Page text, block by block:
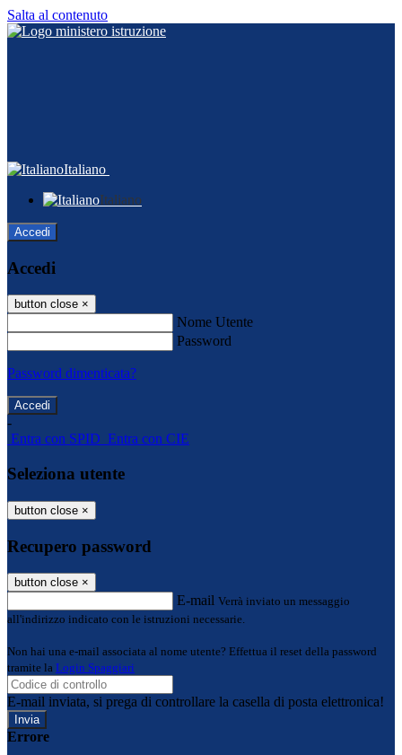
Salta al contenuto
Italiano
Italiano
Accedi
Accedi
button close ×
Nome Utente
Password
Password dimenticata?
-
Entra con SPID Entra con CIE
Seleziona utente
button close ×
Recupero password
button close ×
E-mail Verrà inviato un messaggio
all'indirizzo indicato con le istruzioni necessarie.
Non hai una e-mail associata al nome utente? Effettua il reset della password
tramite la Login Spaggiari
E-mail inviata, si prega di controllare la casella di posta elettronica!
Errore